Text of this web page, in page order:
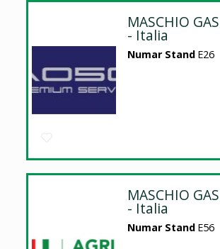
MASCHIO
- Italia
Numar Stand E26
MASCHIO
- Italia
Numar Stand E56